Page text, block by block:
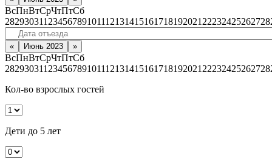
ВсПнВтСрЧтПтСб
282930311 23456789101112131415161718192021 22232425262728
« Июнь 2023 »
ВсПнВтСрЧтПтСб
282930311 23456789101112131415161718192021 22232425262728
Кол-во взрослых гостей
Дети до 5 лет